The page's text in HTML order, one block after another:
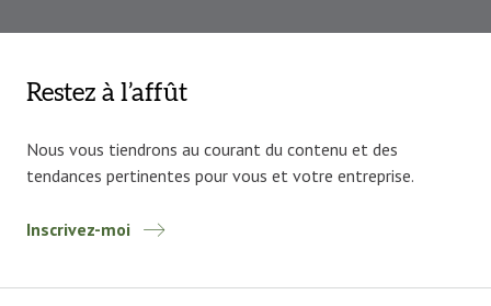
Restez à l’affût
Nous vous tiendrons au courant du contenu et des
tendances pertinentes pour vous et votre entreprise.
Inscrivez-moi